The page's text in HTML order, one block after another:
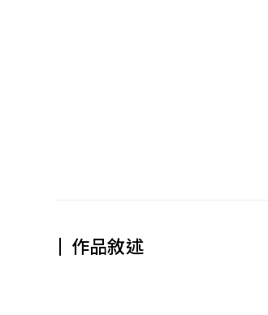
作品敘述